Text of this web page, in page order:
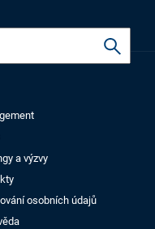
a výzvy
osobních údajů